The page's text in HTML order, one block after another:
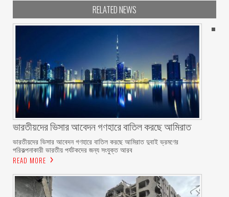
RELATED NEWS
ভারতীয়দের ভিসার আবেদন গণহারে বাতিল করছে আমিরাত
ভারতীয়দের ভিসার আবেদন গণহারে বাতিল করছে আমিরাত দুবাই ভ্রমণের
পরিকল্পনাকারী ভারতীয় পর্যটকদের জন্য সংযুক্ত আরব
READ MORE